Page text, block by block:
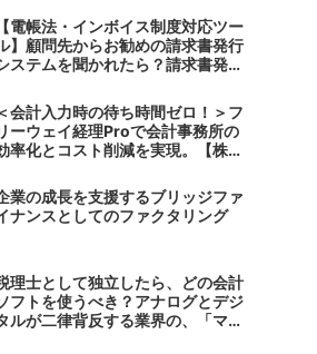
【電帳法・インボイス制度対応ツー
】顧問先からお勧めの請求書発行
ステムを聞かれたら？請求書発行
つのシステムで完結する 「請求
」の魅力に迫る
会計入力時の待ち時間ゼロ！＞フ
ーウェイ経理Proで会計事務所の
率化とコスト削減を実現。【株式
郷税理士法人（経理宅配便事業
）】
業の成長を支援するブリッジファ
ナンスとしてのファクタリング
理士として独立したら、どの会計
フトを使うべき？アナログとデジ
ルが二律背反する業界の、「マネ